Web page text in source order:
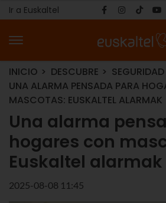
Ir a Euskaltel
INICIO DESCUBRE
SEGURIDAD
UNA ALARMA PENSADA PARA
MASCOTAS: EUSKALTEL ALARMAK
Una alarma
hogares con
Euskaltel alarmak
2025-08-08 11:45